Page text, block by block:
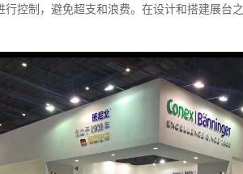
控制，避免超支和浪费。在设计和搭建展台之